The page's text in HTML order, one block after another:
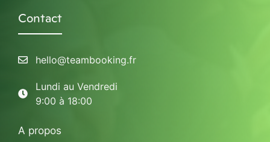
Contact
hello@teambooking.fr
Lundi au Vendredi
9:00 à 18:00
A propos